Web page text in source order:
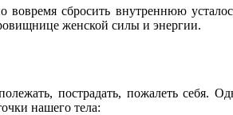
сбросить внутреннюю
женской силы и энергии.
пострадать, пожалеть
нашего тела: